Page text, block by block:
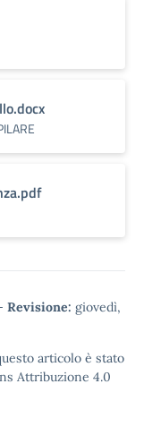
Revisione: giovedì,
articolo è stato
Attribuzione 4.0